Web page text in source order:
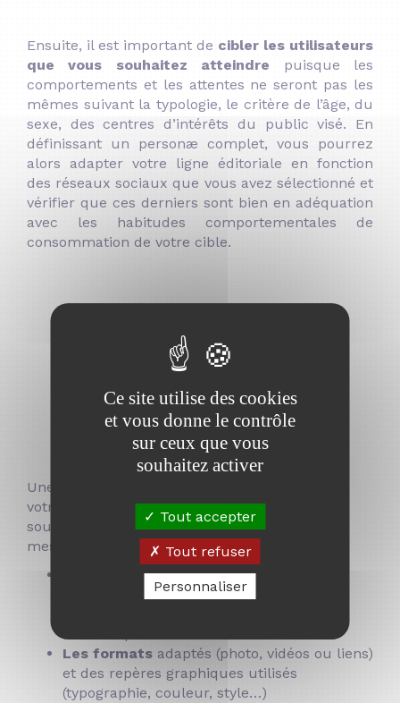
Ensuite, il est important de cibler les utilisateurs
que vous souhaitez atteindre puisque les
comportements et les attentes ne seront pas les
mêmes suivant la typologie, le critère de l’âge, du
sexe, des centres d’intérêts du public visé. En
définissant un personæ complet, vous pourrez
alors adapter votre ligne éditoriale en fonction
des réseaux sociaux que vous avez sélectionné et
vérifier que ces derniers sont bien en adéquation
avec les habitudes comportementales de
consommation de votre cible.
4. Le cœur de la ligne
éditoriale : Choisir le ton et
Une fois que vous aurez défini vos objectifs et
votre cible sur le réseau social sur lequel vous
souhaitez vous positionner, vous allez être en
mesure de déterminer :
le plus approprié pour vous
exprimer et vous adresser à
Les formats adaptés (photo, vidéos ou liens)
et des repères graphiques utilisés
(typographie, couleur, style…)
Ce site utilise des cookies
et vous donne le contrôle
sur ceux que vous
souhaitez activer
Tout accepter
Tout refuser
Personnaliser